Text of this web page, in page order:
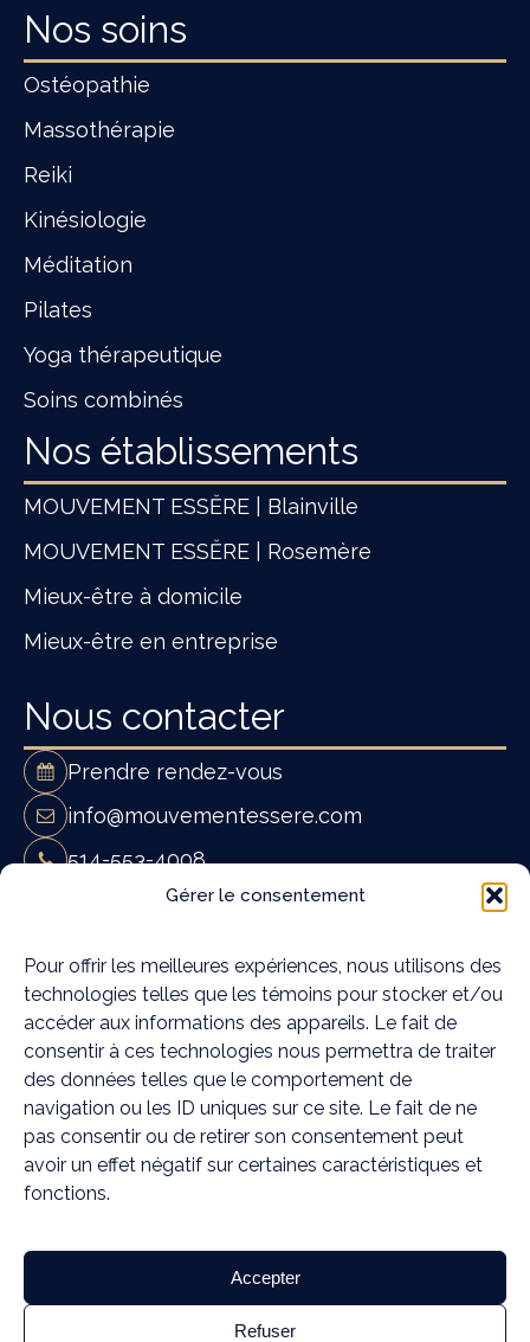
Gérer le consentement
Pour offrir les meilleures expériences, nous utilisons des
technologies telles que les témoins pour stocker et/ou
accéder aux informations des appareils. Le fait de
consentir à ces technologies nous permettra de traiter
des données telles que le comportement de
navigation ou les ID uniques sur ce site. Le fait de ne
pas consentir ou de retirer son consentement peut
avoir un effet négatif sur certaines caractéristiques et
fonctions.
Accepter
Refuser
Nos soins
Ostéopathie
Massothérapie
Reiki
Kinésiologie
Méditation
Pilates
Yoga thérapeutique
Soins combinés
Nos établissements
MOUVEMENT ESSĔRE | Blainville
MOUVEMENT ESSĔRE | Rosemère
Mieux-être à domicile
Mieux-être en entreprise
Nous contacter
Prendre rendez-vous
info@mouvementessere.com
514-553-4008
Mouvement Essĕre - Ostéopathie et
19A Rue Françoise Loranger,
Blainville, QC J7C 4W6
Mouvement Essĕre - Ostéopathie et
massothérapie à Rosemère
372C Chem. de la Grande-Côte,
Rosemère, QC J7A 1K6
Médias sociaux
TERMES ET CONDITIONS
POLITIQUE DE CONFIDENTIALITÉ